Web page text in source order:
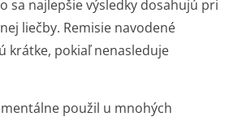
sa najlepšie výsledky dosahujú pri
liečby. Remisie navodené
krátke, pokiaľ nenasleduje
použil u mnohých